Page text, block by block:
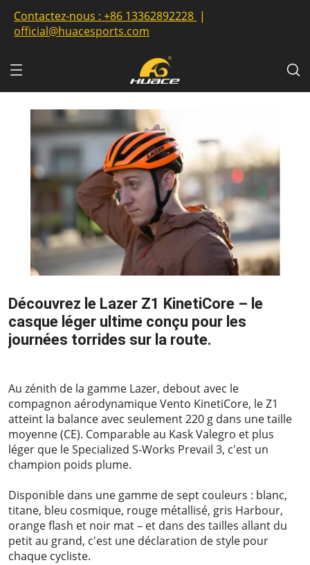
Contactez-nous : +86 13362892228 |
official@huacesports.com
Découvrez le Lazer Z1 KinetiCore – le
casque léger ultime conçu pour les
journées torrides sur la route.
Au zénith de la gamme Lazer, debout avec le
compagnon aérodynamique Vento KinetiCore, le Z1
atteint la balance avec seulement 220 g dans une taille
moyenne (CE). Comparable au Kask Valegro et plus
léger que le Specialized S-Works Prevail 3, c'est un
champion poids plume.
Disponible dans une gamme de sept couleurs : blanc,
titane, bleu cosmique, rouge métallisé, gris Harbour,
orange flash et noir mat – et dans des tailles allant du
petit au grand, c'est une déclaration de style pour
chaque cycliste.